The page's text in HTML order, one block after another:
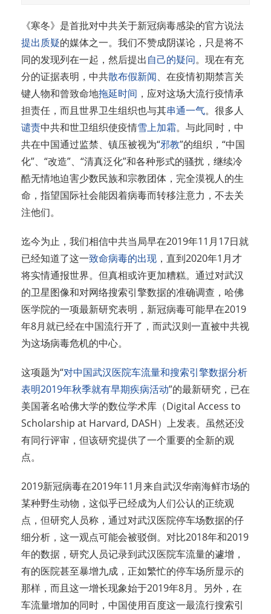
《寒冬》是首批对中共关于新冠病毒感染的官方说法
提出质疑的媒体之一。我们不赞成阴谋论，只是将不
同的发现列在一起，然后提出自己的疑问。现在有充
分的证据表明，中共散布假新闻、在疫情初期禁言关
键人物和曾致命地拖延时间 ，应对这场大流行疫情承
担责任，而且世界卫生组织也与其串通一气。很多人
谴责中共和世卫组织使疫情雪上加霜。与此同时，中
共在中国通过监禁、镇压被视为“邪教”的组织，“中国
化”、“改造”、“清真泛化”和各种形式的骚扰，继续冷
酷无情地迫害少数民族和宗教团体，完全漠视人的生
命，指望国际社会能因着病毒而转移注意力，不去关
注他们。
迄今为止，我们相信中共当局早在2019年11月17日就
已经知道了这一致命病毒的出现 ，直到2020年1月才
将实情通报世界。但真相或许更加糟糕。通过对武汉
的卫星图像和对网络搜索引擎数据的准确调查，哈佛
医学院的一项最新研究表明，新冠病毒可能早在2019
年8月就已经在中国流行开了，而武汉则一直被中共视
为这场病毒危机的中心。
这项题为“对中国武汉医院车流量和搜索引擎数据分析
表明2019年秋季就有早期疾病活动”的最新研究，已在
美国著名哈佛大学的数位学术库（Digital Access to
Scholarship at Harvard, DASH）上发表。虽然还没
有同行评审，但该研究提供了一个重要的全新的观
点。
2019新冠病毒在2019年11月来自武汉华南海鲜市场的
某种野生动物，这似乎已经成为人们公认的正统观
点，但研究人员称，通过对武汉医院停车场数据的仔
细分析，这一观点可能会被驳倒。对比2018年和2019
年的数据，研究人员记录到武汉医院车流量的遽增，
有的医院甚至暴增九成，正如繁忙的停车场所显示的
那样，而且这一增长现象始于2019年8月。另外，在
车流量增加的同时，中国使用百度这一最流行搜索引